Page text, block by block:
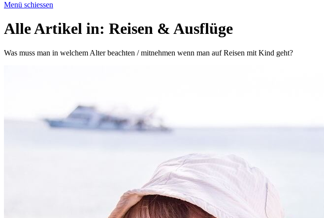
Menü schiessen
Alle Artikel in: Reisen & Ausflüge
Was muss man in welchem Alter beachten / mitnehmen wenn man auf Reisen mit Kind geht?